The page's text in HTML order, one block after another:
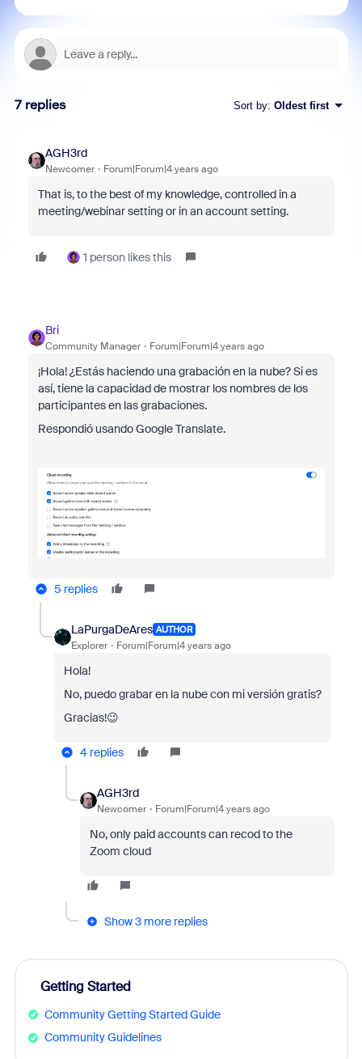
7 replies Sort by: Oldest first
AGH3rd
Newcomer Forum|Forum|4 years ago
That is, to the best of my knowledge, controlled in a
meeting/webinar setting or in an account setting.
1 person likes this
Bri
Community Manager Forum|Forum|4 years ago
¡Hola! ¿Estás haciendo una grabación en la nube? Si es
así, tiene la capacidad de mostrar los nombres de los
participantes en las grabaciones.
Respondió usando Google Translate.
5 replies
LaPurgaDeAres AUTHOR
Explorer Forum|Forum|4 years ago
Hola!
No, puedo grabar en la nube con mi versión gratis?
Gracias!😉
4 replies
AGH3rd
Newcomer Forum|Forum|4 years ago
No, only paid accounts can recod to the
Zoom cloud
Show 3 more replies
Getting Started
Community Getting Started Guide
Community Guidelines